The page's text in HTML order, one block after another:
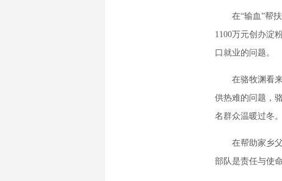
在“输血”帮扶
1100万元创办淀
口就业的问题。
在骆牧渊看来
供热难的问题，
名群众温暖过冬。
在帮助家乡父
部队是责任与使